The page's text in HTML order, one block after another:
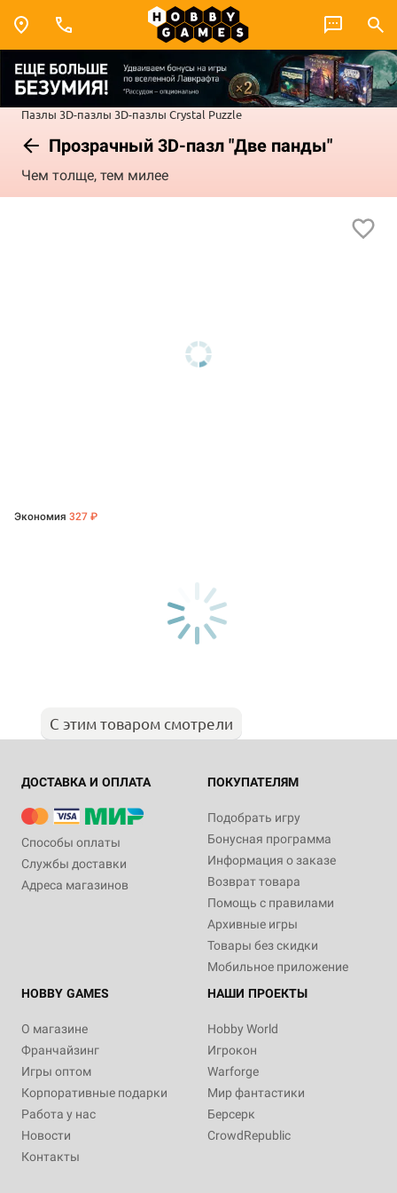
Пазлы 3D-пазлы 3D-пазлы Crystal Puzzle
Прозрачный 3D-пазл "Две панды"
Чем толще, тем милее
Экономия 327 ₽
С этим товаром смотрели
ДОСТАВКА И ОПЛАТА
Способы оплаты
Службы доставки
Адреса магазинов
ПОКУПАТЕЛЯМ
Подобрать игру
Бонусная программа
Информация о заказе
Возврат товара
Помощь с правилами
Архивные игры
Товары без скидки
Мобильное приложение
HOBBY GAMES
О магазине
Франчайзинг
Игры оптом
Корпоративные подарки
Работа у нас
Новости
Контакты
НАШИ ПРОЕКТЫ
Hobby World
Игрокон
Warforge
Мир фантастики
Берсерк
CrowdRepublic